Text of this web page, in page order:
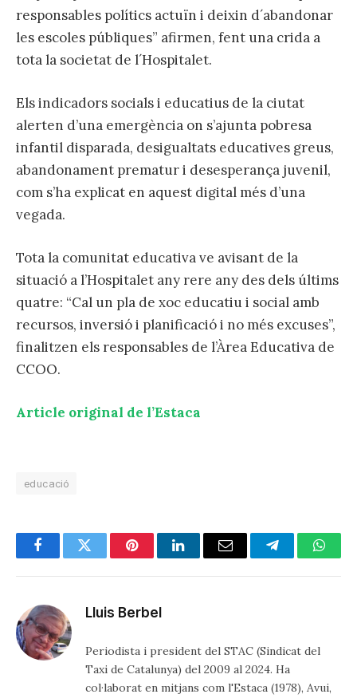
responsables polítics actuïn i deixin d´abandonar
les escoles públiques” afirmen, fent una crida a
tota la societat de l´Hospitalet.
Els indicadors socials i educatius de la ciutat
alerten d’una emergència on s’ajunta pobresa
infantil disparada, desigualtats educatives greus,
abandonament prematur i desesperança juvenil,
com s’ha explicat en aquest digital més d’una
vegada.
Tota la comunitat educativa ve avisant de la
situació a l’Hospitalet any rere any des dels últims
quatre: “Cal un pla de xoc educatiu i social amb
recursos, inversió i planificació i no més excuses”,
finalitzen els responsables de l’Àrea Educativa de
CCOO.
Article original de l’Estaca
educació
FacebookTwitter PinterestLinkedInEmail Telegram
Lluis Berbel
Periodista i president del STAC (Sindicat del
Taxi de Catalunya) del 2009 al 2024. Ha
col·laborat en mitjans com l'Estaca (1978), Avui,